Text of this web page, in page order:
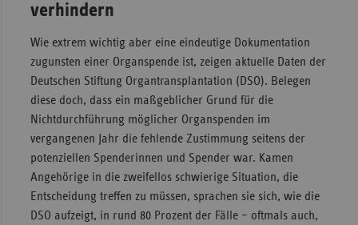
verhindern
Wie extrem wichtig aber eine eindeutige Dokumentation
zugunsten einer Organspende ist, zeigen aktuelle Daten der
Deutschen Stiftung Organtransplantation (DSO). Belegen
diese doch, dass ein maßgeblicher Grund für die
Nichtdurchführung möglicher Organspenden im
vergangenen Jahr die fehlende Zustimmung seitens der
potenziellen Spenderinnen und Spender war. Kamen
Angehörige in die zweifellos schwierige Situation, die
Entscheidung treffen zu müssen, sprachen sie sich, wie die
DSO aufzeigt, in rund 80 Prozent der Fälle – oftmals auch,